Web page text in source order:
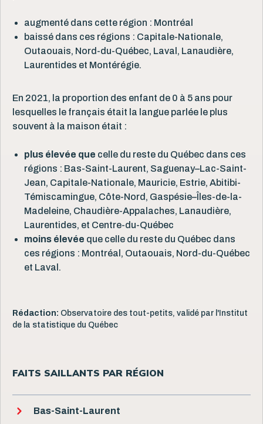
augmenté dans cette région : Montréal
baissé dans ces régions : Capitale-Nationale,
Outaouais, Nord-du-Québec, Laval, Lanaudière,
Laurentides et Montérégie.
En 2021, la proportion des enfant de 0 à 5 ans pour
lesquelles le français était la langue parlée le plus
souvent à la maison était :
plus élevée que celle du reste du Québec dans ces
régions : Bas-Saint-Laurent, Saguenay–Lac-Saint-
Jean, Capitale-Nationale, Mauricie, Estrie, Abitibi-
Témiscamingue, Côte-Nord, Gaspésie–Îles-de-la-
Madeleine, Chaudière-Appalaches, Lanaudière,
Laurentides, et Centre-du-Québec
moins élevée que celle du reste du Québec dans
ces régions : Montréal, Outaouais, Nord-du-Québec
et Laval.
Rédaction: Observatoire des tout-petits, validé par l'Institut
de la statistique du Québec
FAITS SAILLANTS PAR RÉGION
Bas-Saint-Laurent